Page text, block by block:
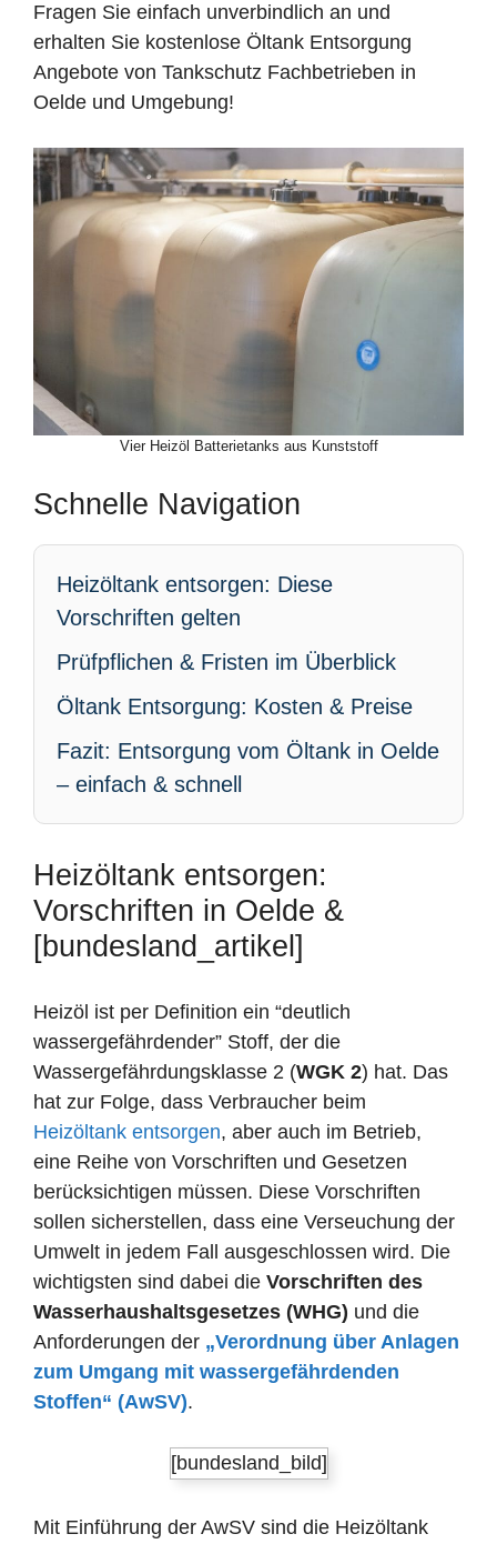
Fragen Sie einfach unverbindlich an und
erhalten Sie kostenlose Öltank Entsorgung
Angebote von Tankschutz Fachbetrieben in
Oelde und Umgebung!
Vier Heizöl Batterietanks aus Kunststoff
Schnelle Navigation
Heizöltank entsorgen: Diese
Vorschriften gelten
Prüfpflichen & Fristen im Überblick
Öltank Entsorgung: Kosten & Preise
Fazit: Entsorgung vom Öltank in Oelde
– einfach & schnell
Heizöltank entsorgen:
Vorschriften in Oelde &
[bundesland_artikel]
Heizöl ist per Definition ein “deutlich
wassergefährdender” Stoff, der die
Wassergefährdungsklasse 2 (WGK 2) hat. Das
hat zur Folge, dass Verbraucher beim
Heizöltank entsorgen, aber auch im Betrieb,
eine Reihe von Vorschriften und Gesetzen
berücksichtigen müssen. Diese Vorschriften
sollen sicherstellen, dass eine Verseuchung der
Umwelt in jedem Fall ausgeschlossen wird. Die
wichtigsten sind dabei die Vorschriften des
Wasserhaushaltsgesetzes (WHG) und die
Anforderungen der „Verordnung über Anlagen
zum Umgang mit wassergefährdenden
Stoffen“ (AwSV).
[bundesland_bild]
Mit Einführung der AwSV sind die Heizöltank